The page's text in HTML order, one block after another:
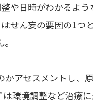
や日時がわかるよう
せん妄の要因の1つ
アセスメントし、
環境調整など治療